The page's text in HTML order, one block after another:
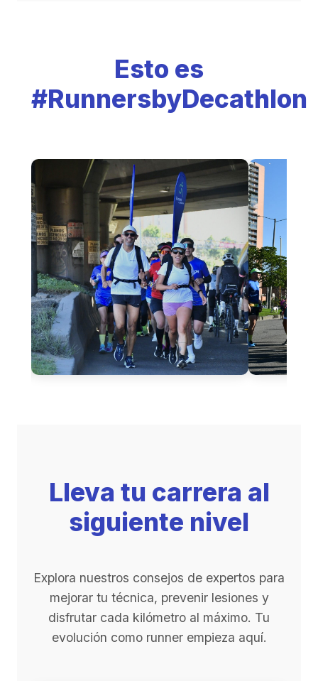
Esto es
#RunnersbyDecathlon
Lleva tu carrera al
siguiente nivel
Explora nuestros consejos de expertos para
mejorar tu técnica, prevenir lesiones y
disfrutar cada kilómetro al máximo. Tu
evolución como runner empieza aquí.